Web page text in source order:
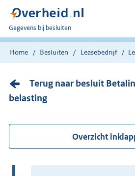
U
bent
nu
Gegevens bij besluiten
Home Besluiten Leasebedrijf
Terug naar besluit
belasting
Overzicht